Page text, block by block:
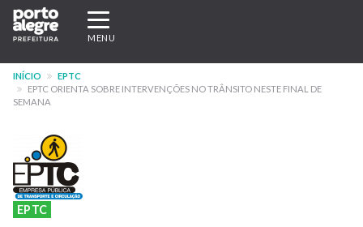
Pular
para
conteúdo
principal
Expandir/recolher
navegação
MENU
INÍCIO
EPTC
EPTC ORIENTA SOBRE INTERVENÇÕES NO TRÂNSITO NESTE FINAL DE
SEMANA
EPTC